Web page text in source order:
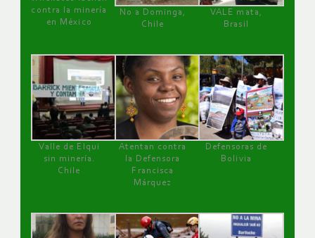
contra la minería
en México
No a Dominga,
Chile
VALE mata,
Brasil
Valle de Elqui
sin minería.
Chile
Atentan contra
la Defensora
Francisca
Márquez
Defensoras de
Bolivia